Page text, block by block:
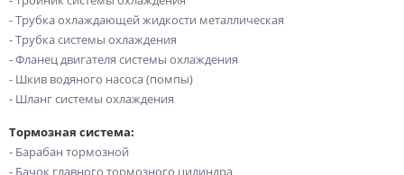
- Трубка охлаждающей жидкости металлическая
- Трубка системы охлаждения
- Фланец двигателя системы охлаждения
- Шкив водяного насоса (помпы)
- Шланг системы охлаждения
Тормозная система:
- Барабан тормозной
- Бачок главного тормозного цилиндра